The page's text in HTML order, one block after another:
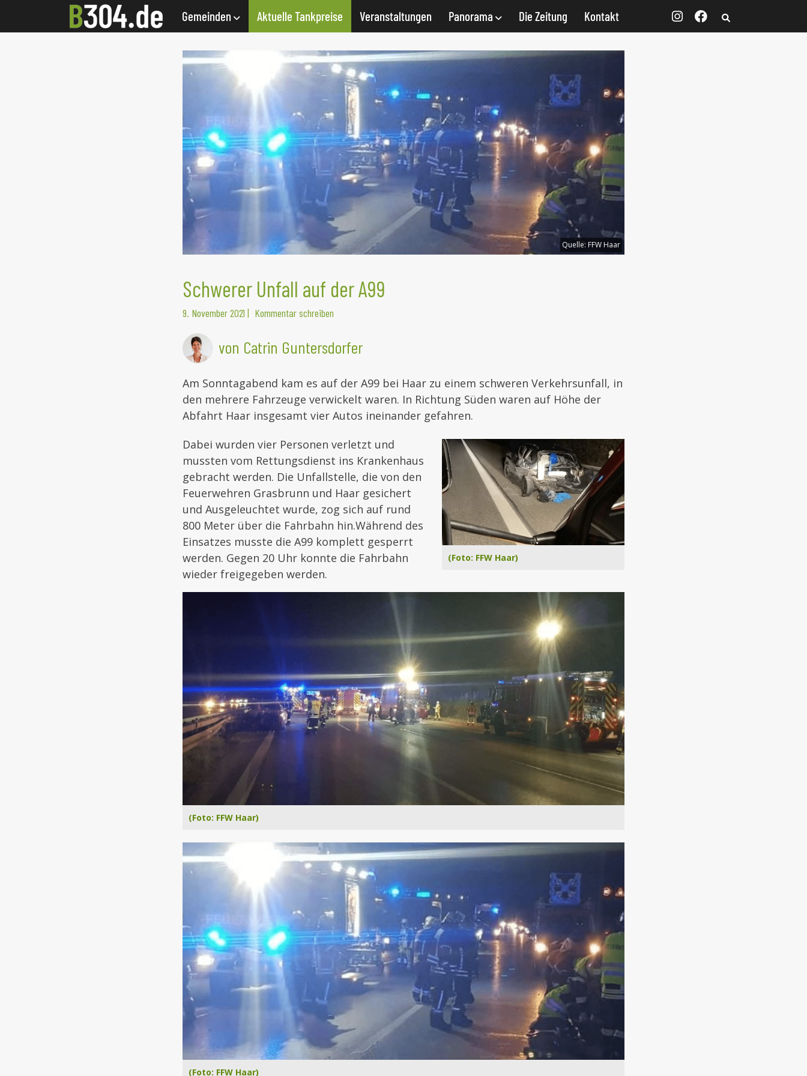
Gemeinden Aktuelle Tankpreise Veranstaltungen Panorama Die Zeitung Kontakt
Quelle: FFW Haar
Schwerer Unfall auf der A99
9. November 2021 | Kommentar schreiben
von Catrin Guntersdorfer
Am Sonntagabend kam es auf der A99 bei Haar zu einem schweren Verkehrsunfall, in
den mehrere Fahrzeuge verwickelt waren. In Richtung Süden waren auf Höhe der
Abfahrt Haar insgesamt vier Autos ineinander gefahren.
(Foto: FFW Haar)
Dabei wurden vier Personen verletzt und
mussten vom Rettungsdienst ins Krankenhaus
gebracht werden. Die Unfallstelle, die von den
Feuerwehren Grasbrunn und Haar gesichert
und Ausgeleuchtet wurde, zog sich auf rund
800 Meter über die Fahrbahn hin.Während des
Einsatzes musste die A99 komplett gesperrt
werden. Gegen 20 Uhr konnte die Fahrbahn
wieder freigegeben werden.
(Foto: FFW Haar)
(Foto: FFW Haar)